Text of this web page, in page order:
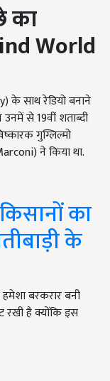
का
World
के साथ रेडियो बनाने
से 19वीं शताब्दी
गुग्लिल्मो
ने किया था.
का
के
बरकरार बनी
रखी है क्योंकि इस